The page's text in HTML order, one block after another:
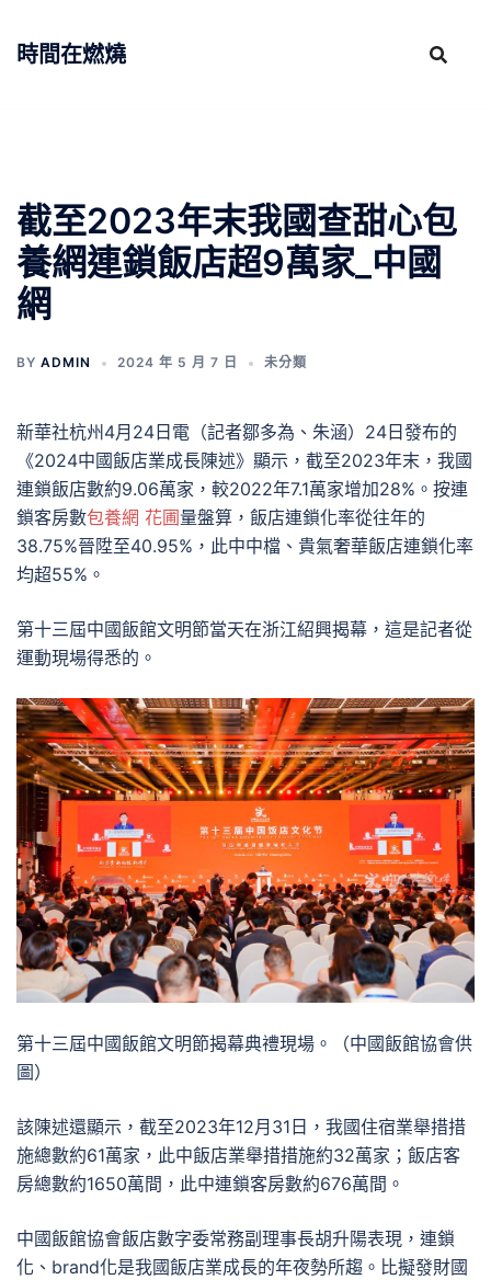
時間在燃燒
截至2023年末我國查甜心包
養網連鎖飯店超9萬家_中國
網
BY ADMIN 2024 年 5 月 7 日 未分類
新華社杭州4月24日電（記者鄒多為、朱涵）24日發布的
《2024中國飯店業成長陳述》顯示，截至2023年末，我國
連鎖飯店數約9.06萬家，較2022年7.1萬家增加28%。按連
鎖客房數包養網 花圃量盤算，飯店連鎖化率從往年的
38.75%晉陞至40.95%，此中中檔、貴氣奢華飯店連鎖化率
均超55%。
第十三屆中國飯館文明節當天在浙江紹興揭幕，這是記者從
運動現場得悉的。
第十三屆中國飯館文明節揭幕典禮現場。（中國飯館協會供
圖）
該陳述還顯示，截至2023年12月31日，我國住宿業舉措措
施總數約61萬家，此中飯店業舉措措施約32萬家；飯店客
房總數約1650萬間，此中連鎖客房數約676萬間。
中國飯館協會飯店數字委常務副理事長胡升陽表現，連鎖
化、brand化是我國飯店業成長的年夜勢所趨。比擬發財國